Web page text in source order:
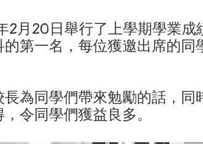
2月20日舉行了上學期學業
第一名，每位獲邀出席的
為同學們帶來勉勵的話，
令同學們獲益良多。